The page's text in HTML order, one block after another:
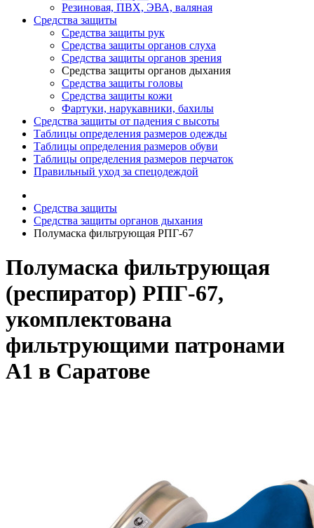
Резиновая, ПВХ, ЭВА, валяная
Средства защиты
Средства защиты рук
Средства защиты органов слуха
Средства защиты органов зрения
Средства защиты органов дыхания
Средства защиты головы
Средства защиты кожи
Фартуки, нарукавники, бахилы
Средства защиты от падения с высоты
Таблицы определения размеров одежды
Таблицы определения размеров обуви
Таблицы определения размеров перчаток
Правильный уход за спецодеждой
Средства защиты
Средства защиты органов дыхания
Полумаска фильтрующая РПГ-67
Полумаска фильтрующая
(респиратор) РПГ-67,
укомплектована
фильтрующими патронами
А1 в Саратове